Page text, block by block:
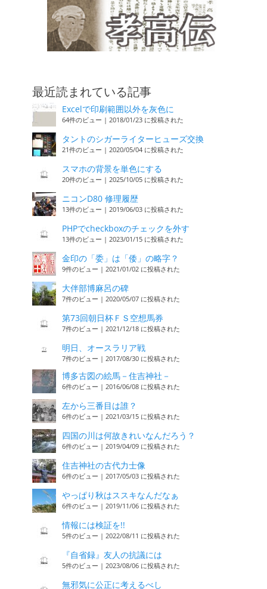
最近読まれている記事
Excelで印刷範囲以外を灰色に
64件のビュー | 2018/01/23 に投稿された
タントのシガーライターヒューズ交換
21件のビュー | 2020/05/04 に投稿された
スマホの背景を単色にする
20件のビュー | 2025/10/05 に投稿された
ニコンD80 修理履歴
13件のビュー | 2019/06/03 に投稿された
PHPでcheckboxのチェックを外す
13件のビュー | 2023/01/15 に投稿された
金印の「委」は「倭」の略字？
9件のビュー | 2021/01/02 に投稿された
大伴部博麻呂の碑
7件のビュー | 2020/05/07 に投稿された
第73回朝日杯ＦＳ空想馬券
7件のビュー | 2021/12/18 に投稿された
明日、オースラリア戦
7件のビュー | 2017/08/30 に投稿された
博多古図の絵馬－住吉神社－
6件のビュー | 2016/06/08 に投稿された
左から三番目は誰？
6件のビュー | 2021/03/15 に投稿された
四国の川は何故きれいなんだろう？
6件のビュー | 2019/04/09 に投稿された
住吉神社の古代力士像
6件のビュー | 2017/05/03 に投稿された
やっぱり秋はススキなんだなぁ
6件のビュー | 2019/11/06 に投稿された
情報には検証を!!
5件のビュー | 2022/08/11 に投稿された
『自省録』友人の抗議には
5件のビュー | 2023/08/06 に投稿された
無邪気に公正に考えるべし